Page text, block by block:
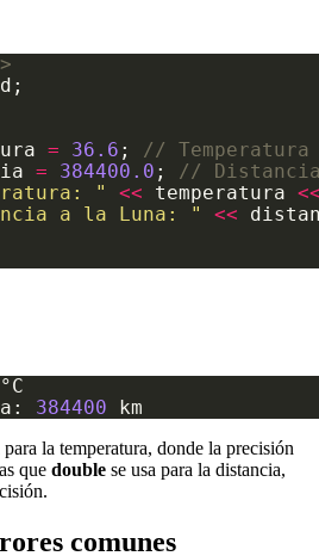
= 36.6 ;
= 384400.0 ;
" << temperatura
a la Luna: " <<
384400
para la temperatura, donde la precisión
que double se usa para la distancia,
comunes